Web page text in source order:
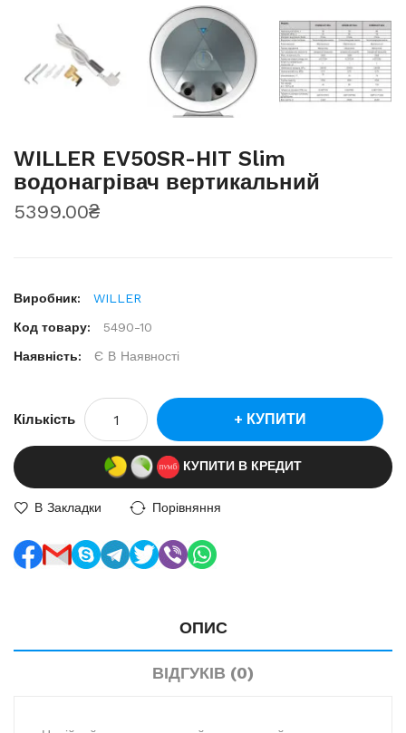
WILLER EV50SR-HIT Slim
водонагрівач вертикальний
5399.00₴
Виробник:
WILLER
Код товару:
5490-10
Наявність:
Є В Наявності
Кількість КУПИТИ
КУПИТИ В КРЕДИТ
В Закладки Порівняння
ОПИС
ВІДГУКІВ (0)